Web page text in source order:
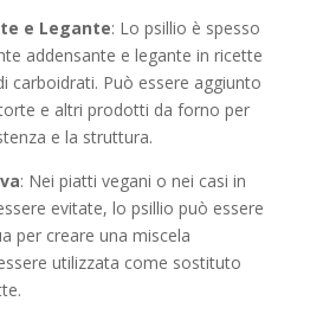
e Legante: Lo psillio è spesso
addensante e legante in ricette
carboidrati. Può essere aggiunto
e altri prodotti da forno per
e la struttura.
: Nei piatti vegani o nei casi in
evitate, lo psillio può essere
per creare una miscela
utilizzata come sostituto